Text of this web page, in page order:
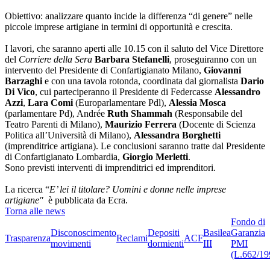
Obiettivo: analizzare quanto incide la differenza “di genere” nelle
piccole imprese artigiane in termini di opportunità e crescita.
I lavori, che saranno aperti alle 10.15 con il saluto del Vice Direttore
del Corriere della Sera Barbara Stefanelli, proseguiranno con un
intervento del Presidente di Confartigianato Milano, Giovanni
Barzaghi e con una tavola rotonda, coordinata dal giornalista Dario
Di Vico, cui parteciperanno il Presidente di Federcasse Alessandro
Azzi, Lara Comi (Europarlamentare Pdl), Alessia Mosca
(parlamentare Pd), Andrée Ruth Shammah (Responsabile del
Teatro Parenti di Milano), Maurizio Ferrera (Docente di Scienza
Politica all’Università di Milano), Alessandra Borghetti
(imprenditrice artigiana). Le conclusioni saranno tratte dal Presidente
di Confartigianato Lombardia, Giorgio Merletti.
Sono previsti interventi di imprenditrici ed imprenditori.
La ricerca “E’ lei il titolare? Uomini e donne nelle imprese
artigiane" è pubblicata da Ecra.
Torna alle news
Trasparenza
Disconoscimento
movimenti
Reclami
Depositi
dormienti
ACF
Basilea
III
Fondo di
Garanzia
PMI
(L.662/